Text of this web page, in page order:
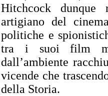
Hitchcock
artigiano del
politiche e
tra i suoi film
dall’ambiente
vicende che
della Storia.